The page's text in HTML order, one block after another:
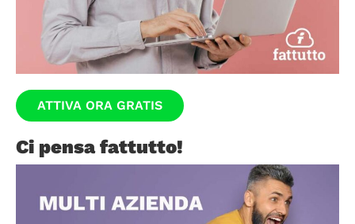
ATTIVA ORA GRATIS
Ci pensa fattutto!